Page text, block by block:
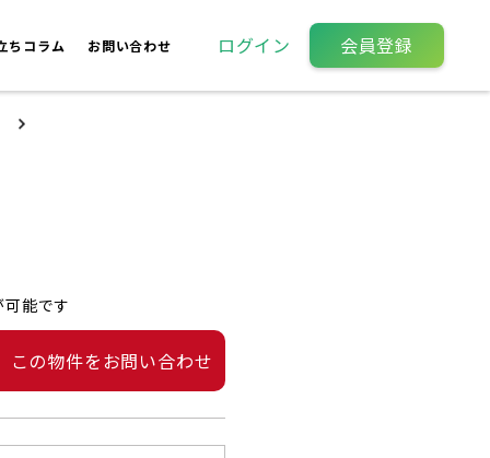
ちコラム お問い合わせ ログイン 会員登録
能です
この物件をお問い合わせ